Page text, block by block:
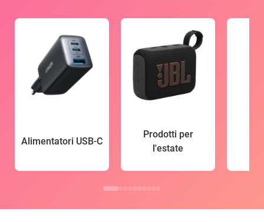
Alimentatori USB-C
Prodotti per
l'estate